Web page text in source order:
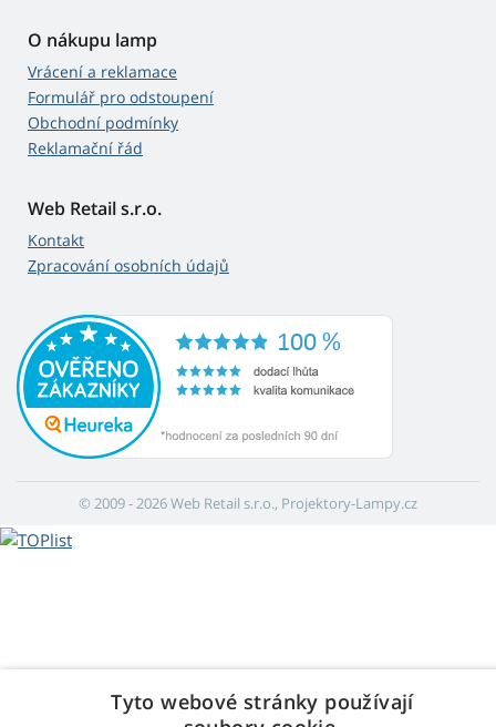
O nákupu lamp
Vrácení a reklamace
Formulář pro odstoupení
Obchodní podmínky
Reklamační řád
Web Retail s.r.o.
Kontakt
Zpracování osobních údajů
© 2009 - 2026 Web Retail s.r.o., Projektory-Lampy.cz
Tyto webové stránky používají